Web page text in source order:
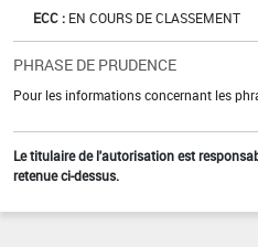
ECC : EN COURS DE CLASSEMENT
PHRASE DE PRUDENCE
Pour les informations concernant les
Le titulaire de l'autorisation est
retenue ci-dessus.